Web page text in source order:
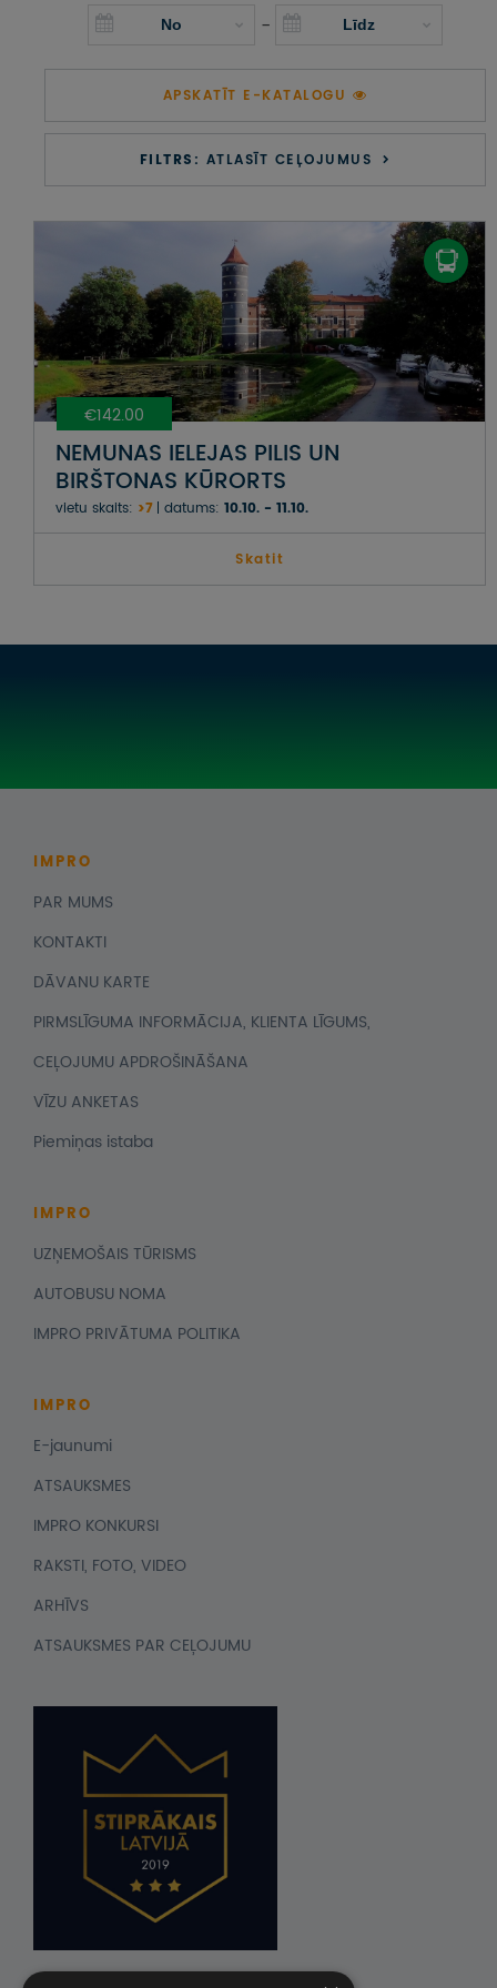
UZŅEMOŠAIS TŪRISMS
IMPRO KONKURSI
PIRMSLĪGUMA INFORMĀCIJA, KLIENTA LĪGUMS,
CEĻOJUMU APDROŠINĀŠANA
PIEMIŅAS ISTABA
IMPRO PRIVĀTUMA POLITIKA
Seko mums:
-
APSKATĪT E-KATALOGU
FILTRS: ATLASĪT CEĻOJUMUS
€142.00
NEMUNAS IELEJAS PILIS UN
BIRŠTONAS KŪRORTS
vietu skaits: >7 datums: 10.10. - 11.10.
Skatit
IMPRO
PAR MUMS
KONTAKTI
DĀVANU KARTE
PIRMSLĪGUMA INFORMĀCIJA, KLIENTA LĪGUMS,
CEĻOJUMU APDROŠINĀŠANA
VĪZU ANKETAS
Piemiņas istaba
IMPRO
UZŅEMOŠAIS TŪRISMS
AUTOBUSU NOMA
IMPRO PRIVĀTUMA POLITIKA
IMPRO
E-jaunumi
ATSAUKSMES
IMPRO KONKURSI
RAKSTI, FOTO, VIDEO
ARHĪVS
ATSAUKSMES PAR CEĻOJUMU